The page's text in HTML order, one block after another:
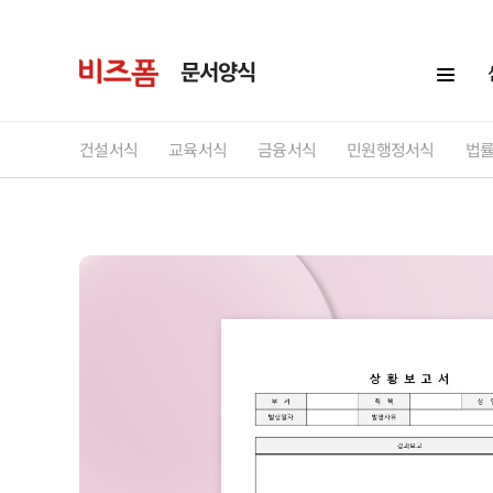
문서양식
건설서식 교육서식 금융서식 민원행정서식 법